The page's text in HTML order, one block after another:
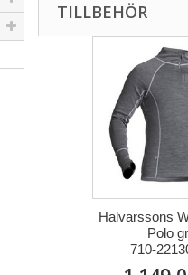
TILLBEHÖR
Halvarssons
Polo
710-